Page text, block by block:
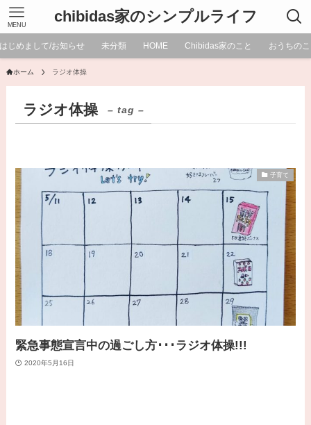
chibidas家のシンプルライフ
MENU
はじめまして/お知らせ 未分類 HOME Chibidas家のこと おうちの
ホーム ラジオ体操
ラジオ体操 – tag –
子育て
緊急事態宣言中の過ごし方･･･ラジオ体操!!!
2020年5月16日